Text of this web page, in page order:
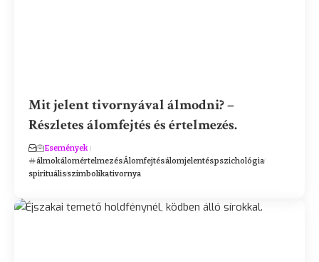
Mit jelent tivornyával álmodni? –
Részletes álomfejtés és értelmezés.
Események
álmokálomértelmezésÁlomfejtésálomjelentéspszichológia
spirituálisszimbolikativornya